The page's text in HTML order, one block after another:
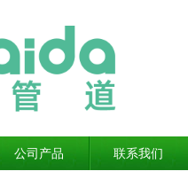
公司产品 联系我们